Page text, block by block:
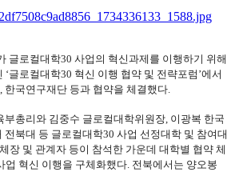
글로컬대학30 사업의 혁신과제를 이행하기 위해
글로컬대학30 혁신 이행 협약 및 전략포럼’에서
한국연구재단 등과 협약을 체결했다.
부총리와 김중수 글로컬대학위원장, 이광복 한국
북대 등 글로컬대학30 사업 선정대학 및 참여대
장 및 관계자 등이 참석한 가운데 대학별 협약 체
업 혁신 이행을 구체화했다. 전북에서는 양오봉